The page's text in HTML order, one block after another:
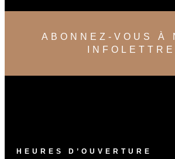
ABONNEZ-VOUS À
INFOLETTRE
HEURES D’OUVERTURE